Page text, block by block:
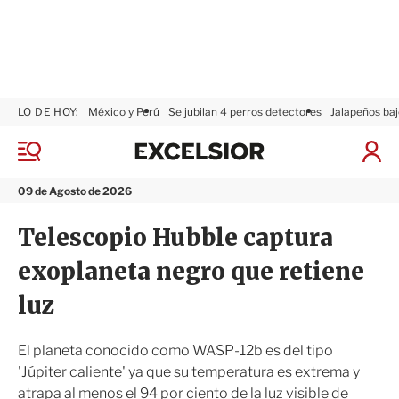
M
n
09 de Agosto de 2026
LO DE HOY: México y Perú Se jubilan 4 perros detectores Jalapeños
I
x
i
r
Telescopio Hubble captura
exoplaneta negro que retiene
luz
El planeta conocido como WASP-12b es del tipo
'Júpiter caliente' ya que su temperatura es extrema y
atrapa al menos el 94 por ciento de la luz visible de